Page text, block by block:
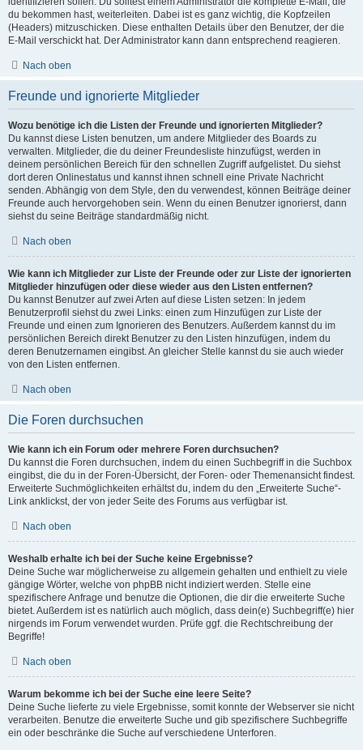
du bekommen hast, weiterleiten. Dabei ist es ganz wichtig, die Kopfzeilen
(Headers) mitzuschicken. Diese enthalten Details über den Benutzer, der die
E-Mail verschickt hat. Der Administrator kann dann entsprechend reagieren.
Nach oben
Freunde und ignorierte Mitglieder
Wozu benötige ich die Listen der Freunde und ignorierten Mitglieder?
Du kannst diese Listen benutzen, um andere Mitglieder des Boards zu
verwalten. Mitglieder, die du deiner Freundesliste hinzufügst, werden in
deinem persönlichen Bereich für den schnellen Zugriff aufgelistet. Du siehst
dort deren Onlinestatus und kannst ihnen schnell eine Private Nachricht
senden. Abhängig von dem Style, den du verwendest, können Beiträge deiner
Freunde auch hervorgehoben sein. Wenn du einen Benutzer ignorierst, dann
siehst du seine Beiträge standardmäßig nicht.
Nach oben
Wie kann ich Mitglieder zur Liste der Freunde oder zur Liste der ignorierten
Mitglieder hinzufügen oder diese wieder aus den Listen entfernen?
Du kannst Benutzer auf zwei Arten auf diese Listen setzen: In jedem
Benutzerprofil siehst du zwei Links: einen zum Hinzufügen zur Liste der
Freunde und einen zum Ignorieren des Benutzers. Außerdem kannst du im
persönlichen Bereich direkt Benutzer zu den Listen hinzufügen, indem du
deren Benutzernamen eingibst. An gleicher Stelle kannst du sie auch wieder
von den Listen entfernen.
Nach oben
Die Foren durchsuchen
Wie kann ich ein Forum oder mehrere Foren durchsuchen?
Du kannst die Foren durchsuchen, indem du einen Suchbegriff in die Suchbox
eingibst, die du in der Foren-Übersicht, der Foren- oder Themenansicht findest.
Erweiterte Suchmöglichkeiten erhältst du, indem du den „Erweiterte Suche“-
Link anklickst, der von jeder Seite des Forums aus verfügbar ist.
Nach oben
Weshalb erhalte ich bei der Suche keine Ergebnisse?
Deine Suche war möglicherweise zu allgemein gehalten und enthielt zu viele
gängige Wörter, welche von phpBB nicht indiziert werden. Stelle eine
spezifischere Anfrage und benutze die Optionen, die dir die erweiterte Suche
bietet. Außerdem ist es natürlich auch möglich, dass dein(e) Suchbegriff(e) hier
nirgends im Forum verwendet wurden. Prüfe ggf. die Rechtschreibung der
Begriffe!
Nach oben
Warum bekomme ich bei der Suche eine leere Seite?
Deine Suche lieferte zu viele Ergebnisse, somit konnte der Webserver sie nicht
verarbeiten. Benutze die erweiterte Suche und gib spezifischere Suchbegriffe
ein oder beschränke die Suche auf verschiedene Unterforen.